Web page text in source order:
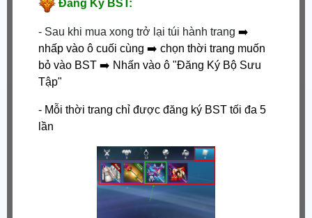
Đăng Ký BST:
- Sau khi mua xong trở lại túi hành trang ➡️
nhấp vào ô cuối cùng ➡️ chọn thời trang muốn
bỏ vào BST ➡️ Nhấn vào ô "Đăng Ký Bộ Sưu
Tập"
- Mỗi thời trang chỉ được đăng ký BST tối đa 5
lần